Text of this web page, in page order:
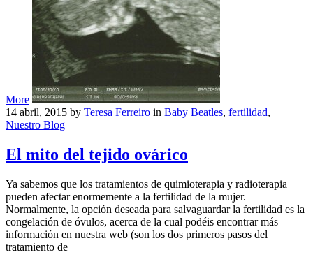
More
14 abril, 2015 by Teresa Ferreiro in Baby Beatles, fertilidad,
Nuestro Blog
El mito del tejido ovárico
Ya sabemos que los tratamientos de quimioterapia y radioterapia
pueden afectar enormemente a la fertilidad de la mujer.
Normalmente, la opción deseada para salvaguardar la fertilidad es la
congelación de óvulos, acerca de la cual podéis encontrar más
información en nuestra web (son los dos primeros pasos del
tratamiento de